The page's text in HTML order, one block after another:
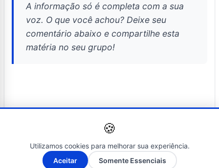
A informação só é completa com a sua
voz. O que você achou? Deixe seu
comentário abaixo e compartilhe esta
matéria no seu grupo!
Posts Relacionados
A- A+
🍪
Utilizamos cookies para melhorar sua experiência.
Aceitar
Somente Essenciais